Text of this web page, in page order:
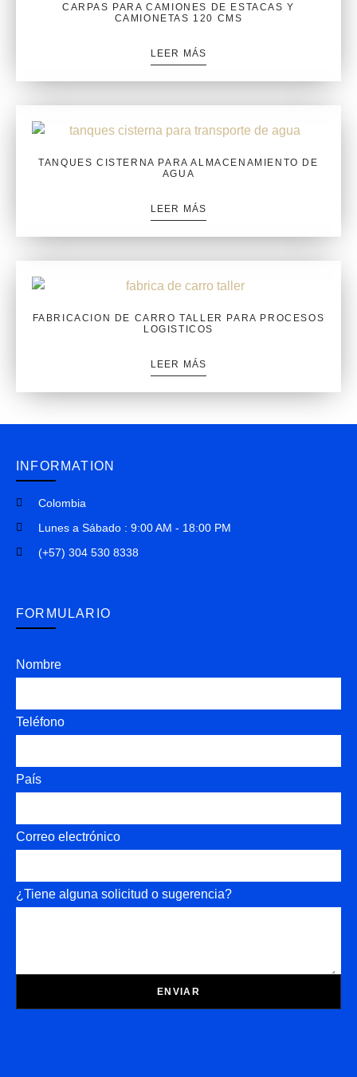
CARPAS PARA CAMIONES DE ESTACAS Y
CAMIONETAS 120 CMS
LEER MÁS
TANQUES CISTERNA PARA ALMACENAMIENTO DE
AGUA
LEER MÁS
FABRICACION DE CARRO TALLER PARA PROCESOS
LOGISTICOS
LEER MÁS
INFORMATION
Colombia
Lunes a Sábado : 9:00 AM - 18:00 PM
(+57) 304 530 8338
FORMULARIO
Nombre
Teléfono
País
Correo electrónico
¿Tiene alguna solicitud o sugerencia?
ENVIAR